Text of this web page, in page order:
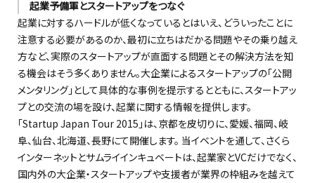
起業予備軍とスタートアップをつなぐ
起業に対するハードルが低くなっているとはいえ、どういったことに
注意する必要があるのか、最初に立ちはだかる問題やその乗り越え
方など、実際のスタートアップが直面する問題とその解決方法を知
る機会はそう多くありません。大企業によるスタートアップの「公開
メンタリング」として具体的な事例を提示するとともに、スタートアッ
プとの交流の場を設け、起業に関する情報を提供します。
「Startup Japan Tour 2015」は、京都を皮切りに、愛媛、福岡、岐
阜、仙台、北海道、長野にて開催します。 当イベントを通して、さくら
インターネットとサムライインキュベートは、起業家とVCだけでなく、
国内外の大企業・スタートアップや支援者が業界の枠組みを越えて